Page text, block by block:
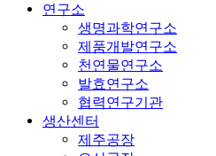
연구소
생명과학연구소
제품개발연구소
천연물연구소
발효연구소
협력연구기관
생산센터
제주공장